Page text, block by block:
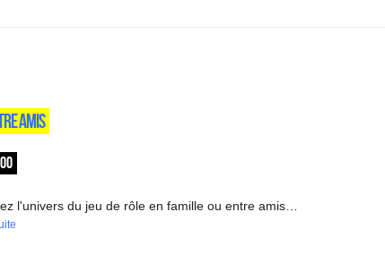
AMIS
l'univers du jeu de rôle en famille ou entre amis…